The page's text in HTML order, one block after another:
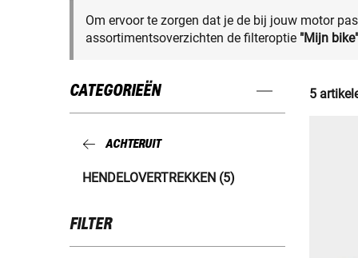
Om ervoor te zorgen dat je de bij jouw motor
assortimentsoverzichten de filteroptie "Mijn bike"
CATEGORIEËN
ACHTERUIT
HENDELOVERTREKKEN (5)
FILTER
5